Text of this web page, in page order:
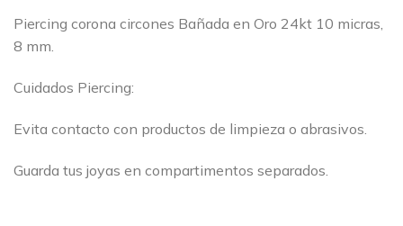
Piercing corona circones Bañada en Oro 24kt 10 micras,
8 mm.
Cuidados Piercing:
Evita contacto con productos de limpieza o abrasivos.
Guarda tus joyas en compartimentos separados.